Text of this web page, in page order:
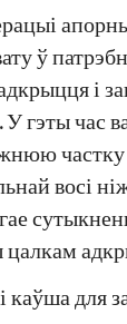
ў
і
гэты час
восі
цалкам
для